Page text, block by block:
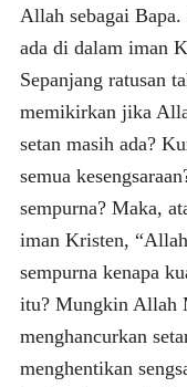
Allah sebagai
ada di dalam iman
Sepanjang ratusan
memikirkan jika
setan masih ada?
semua
sempurna? Maka,
iman Kristen,
sempurna kenapa
itu? Mungkin Allah
menghancurkan
menghentikan